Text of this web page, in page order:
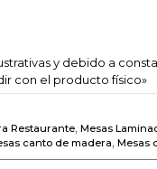
y debido a
con el producto físico»
Restaurante, Mesas
canto de madera, Mesas